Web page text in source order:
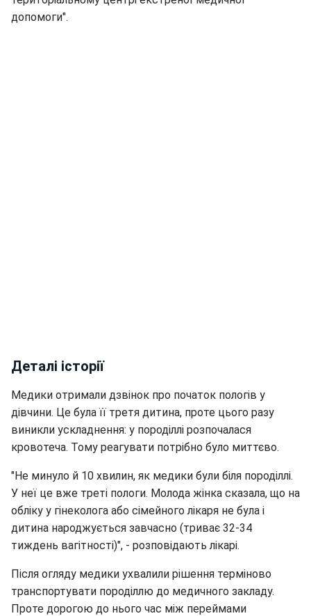
допомоги".
Деталі історії
Медики отримали дзвінок про початок пологів у
дівчини. Це була її третя дитина, проте цього разу
виникли ускладнення: у породіллі розпочалася
кровотеча. Тому реагувати потрібно було миттєво.
"Не минуло й 10 хвилин, як медики були біля породіллі.
У неї це вже треті пологи. Молода жінка сказала, що на
обліку у гінеколога або сімейного лікаря не була і
дитина народжується завчасно (триває 32-34
тиждень вагітності)", - розповідають лікарі.
Після огляду медики ухвалили рішення терміново
транспортувати породіллю до медичного закладу.
Проте дорогою до нього час між переймами